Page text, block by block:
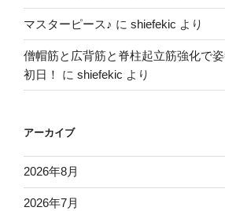
マスターピース♪ に shiefekic より
僧帽筋と広背筋と脊柱起立筋強化で
初日！
に shiefekic より
アーカイブ
2026年8月
2026年7月